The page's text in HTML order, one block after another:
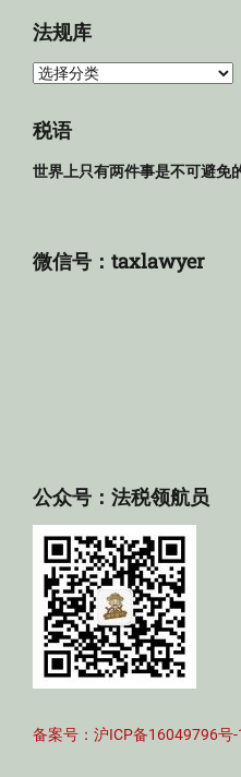
法规库
法
库
税语
世界上只有两件事是不可避免
微信号：taxlawyer
公众号：法税领航员
备案号：沪ICP备16049796号-